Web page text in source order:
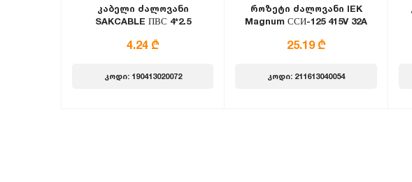
კაბელი ძალოვანი
SAKCABLE ПВС 4*2.5
4.24 ₾
კოდი: 190413020072
როზეტი ძალოვანი IEK
Magnum ССИ-125 415V 32A
25.19 ₾
კოდი: 211613040054